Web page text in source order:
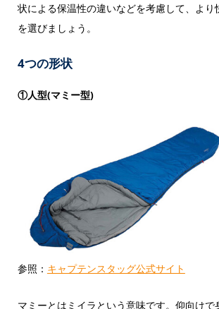
状による保温性の違いなどを考慮して、より
を選びましょう。
4つの形状
①人型(マミー型)
参照： キャプテンスタッグ公式サイト
マミーとはミイラという意味です。仰向けで